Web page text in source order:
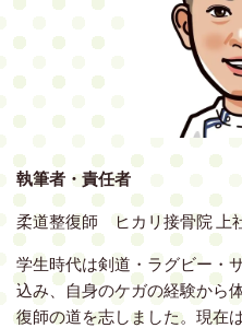
執筆者・責任者
柔道整復師 ヒカリ接骨院 上
学生時代は剣道・ラグビー・
込み、自身のケガの経験から
復師の道を志しました。現在